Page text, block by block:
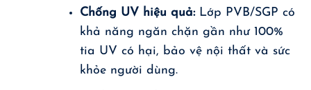
Chống UV hiệu quả:Lớp PVB/SGP có
khả năng ngăn chặn gần như 100%
tia UV có hại, bảo vệ nội thất và sức
khỏe người dùng.